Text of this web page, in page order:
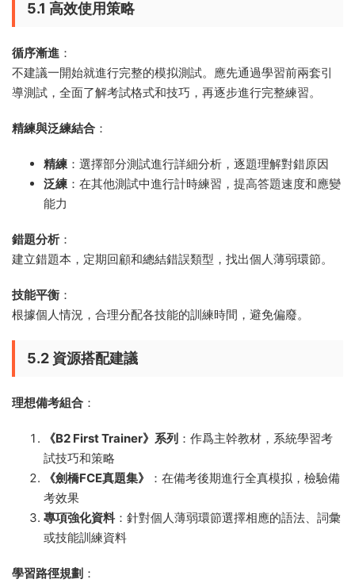
5.1 高效使用策略
循序漸進 ：
不建議一開始就進行完整的模拟測試。應先通過學習前兩套引
導測試，全面了解考試格式和技巧，再逐步進行完整練習。
精練與泛練結合 ：
精練：選擇部分測試進行詳細分析，逐題理解對錯原因
泛練：在其他測試中進行計時練習，提高答題速度和應變
能力
錯題分析 ：
建立錯題本，定期回顧和總結錯誤類型，找出個人薄弱環節。
技能平衡 ：
根據個人情況，合理分配各技能的訓練時間，避免偏廢。
5.2 資源搭配建議
理想備考組合 ：
《B2 First Trainer》系列 ：作爲主幹教材，系統學習考
試技巧和策略
《劍橋FCE真題集》
：在備考後期進行全真模拟，檢驗備
考效果
專項強化資料 ：針對個人薄弱環節選擇相應的語法、詞彙
或技能訓練資料
學習路徑規劃 ：